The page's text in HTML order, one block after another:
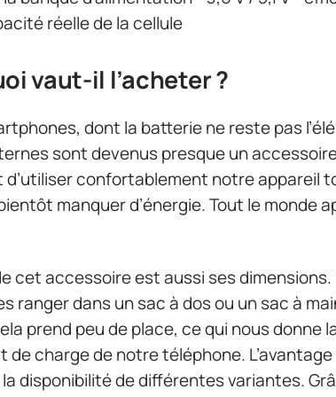
réelle de la cellule
vaut-il l’acheter ?
dont la batterie ne reste pas
sont devenus presque un
d’utiliser confortablement notre appareil
manquer d’énergie. Tout le monde
cet accessoire est aussi ses
ranger dans un sac à dos ou un sac à
prend peu de place, ce qui nous donne
de charge de notre téléphone.
disponibilité de différentes variantes.